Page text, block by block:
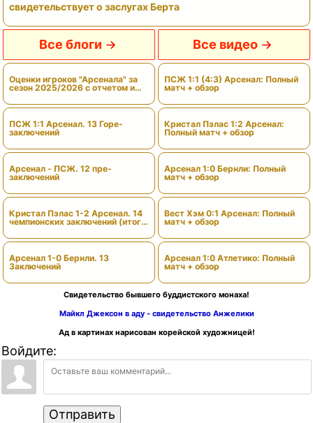
свидетельствует о заслугах Берта
Все блоги
Оценки игроков "Арсенала" за
сезон 2025/2026 с отчетом и
ПСЖ 1:1 Арсенал. 13 Горе-
заключений
Арсенал - ПСЖ. 12 пре-
заключений
Кристал Пэлас 1-2 Арсенал. 14
чемпионских заключений (итоги
Арсенал 1-0 Бернли. 13
Заключений
Все видео
ПСЖ 1:1 (4:3) Арсенал: Полный
матч + обзор
Кристал Пэлас 1:2 Арсенал:
Полный матч + обзор
Арсенал 1:0 Бернли: Полный
матч + обзор
Вест Хэм 0:1 Арсенал: Полный
матч + обзор
Арсенал 1:0 Атлетико: Полный
матч + обзор
Свидетельство бывшего буддистского монаха!
Майкл Джексон в аду - свидетельство Анжелики
Ад в картинах нарисован корейской художницей!
Войдите:
Отправить